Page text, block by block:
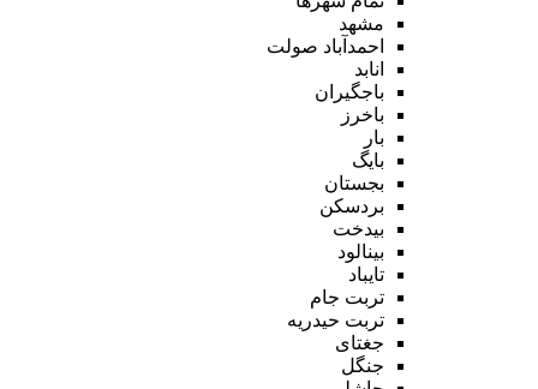
مشهد
احمدآباد صولت
انابد
باجگیران
باخرز
بار
بایگ
بجستان
بردسکن
بیدخت
بینالود
تایباد
تربت جام
تربت حیدریه
جغتای
جنگل